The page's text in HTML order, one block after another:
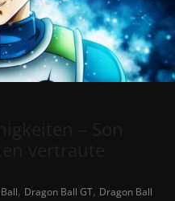
, Dragon Ball GT, Dragon Ball